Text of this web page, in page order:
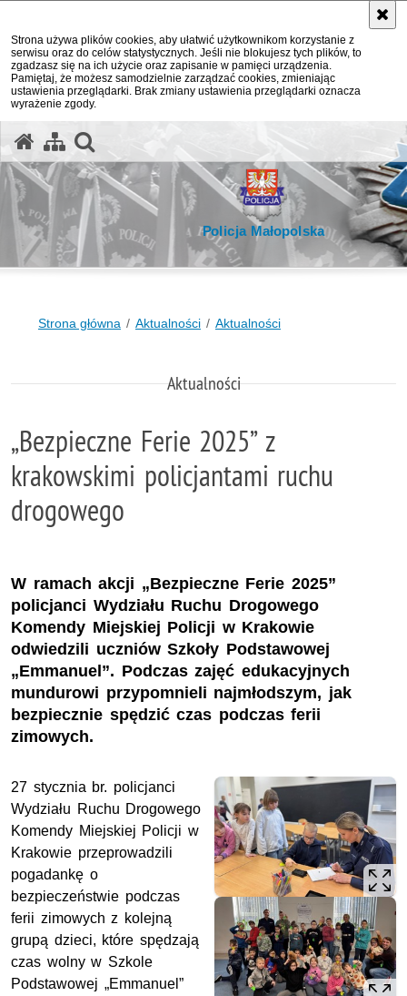
Strona używa plików cookies, aby ułatwić użytkownikom korzystanie z
serwisu oraz do celów statystycznych. Jeśli nie blokujesz tych plików, to
zgadzasz się na ich użycie oraz zapisanie w pamięci urządzenia.
Pamiętaj, że możesz samodzielnie zarządzać cookies, zmieniając
ustawienia przeglądarki. Brak zmiany ustawienia przeglądarki oznacza
wyrażenie zgody.
Policja Małopolska
Strona główna Aktualności Aktualności
Aktualności
„Bezpieczne Ferie 2025” z
krakowskimi policjantami ruchu
drogowego
W ramach akcji „Bezpieczne Ferie 2025”
policjanci Wydziału Ruchu Drogowego
Komendy Miejskiej Policji w Krakowie
odwiedzili uczniów Szkoły Podstawowej
„Emmanuel”. Podczas zajęć edukacyjnych
mundurowi przypomnieli najmłodszym, jak
bezpiecznie spędzić czas podczas ferii
zimowych.
27 stycznia br. policjanci
Wydziału Ruchu Drogowego
Komendy Miejskiej Policji w
Krakowie przeprowadzili
pogadankę o
bezpieczeństwie podczas
ferii zimowych z kolejną
grupą dzieci, które spędzają
czas wolny w Szkole
Podstawowej „Emmanuel”